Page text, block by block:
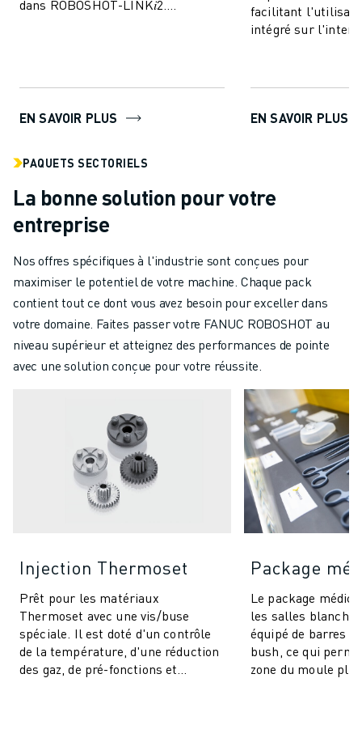
dans ROBOSHOT-LINK𝑖2.
EN SAVOIR PLUS
facilitant
intégré sur
EN SAVOIR PLUS
PAQUETS SECTORIELS
La bonne solution pour votre
entreprise
Nos offres spécifiques à l'industrie sont conçues pour
maximiser le potentiel de votre machine. Chaque pack
contient tout ce dont vous avez besoin pour exceller dans
votre domaine. Faites passer votre FANUC ROBOSHOT au
niveau supérieur et atteignez des performances de pointe
avec une solution conçue pour votre réussite.
Injection Thermoset
Prêt pour les matériaux
Thermoset avec une vis/buse
spéciale. Il est doté d'un contrôle
de la température, d'une réduction
des gaz, de pré-fonctions et
Package
Le package
les salles
équipé de barres
bush, ce qui
zone du moule